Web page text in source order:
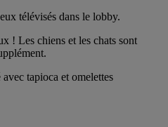
télévisés dans le lobby.
! Les chiens et les chats sont
tapioca et omelettes